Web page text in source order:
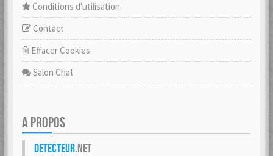
Conditions d'utilisation
Contact
Effacer Cookies
Salon Chat
A PROPOS
Detecteur.net